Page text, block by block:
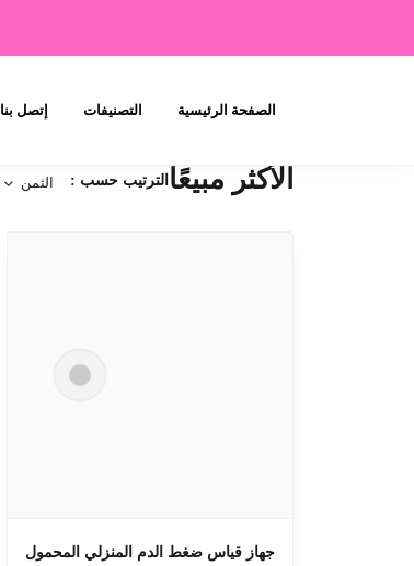
الصفحة الرئيسية التصنيفات إتصل بنا
الأكثر مبيعًا الترتيب حسب : الثمن
جهاز قياس ضغط الدم المنزلي المحمول